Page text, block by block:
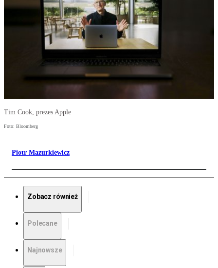
Tim Cook, prezes Apple
Foto: Bloomberg
Piotr Mazurkiewicz
Zobacz również
Polecane
Najnowsze